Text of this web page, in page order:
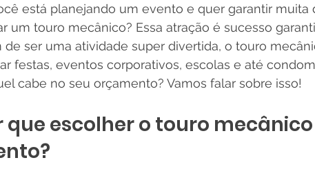
está planejando um evento e quer garantir muita
um touro mecânico? Essa atração é sucesso
de ser uma atividade super divertida, o touro
festas, eventos corporativos, escolas e até
cabe no seu orçamento? Vamos falar sobre isso!
que escolher o touro